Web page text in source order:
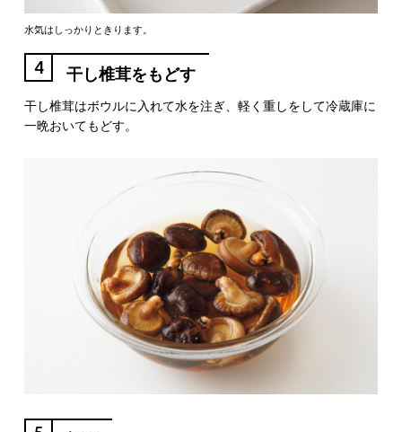
水気はしっかりときります。
4 干し椎茸をもどす
干し椎茸はボウルに入れて水を注ぎ、軽く重しをして冷蔵庫に
一晩おいてもどす。